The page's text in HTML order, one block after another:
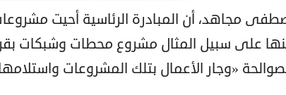
مجاهد، أن المبادرة الرئاسية أحيت
على سبيل المثال مشروع محطات وشبكات
«وجار الأعمال بتلك المشروعات